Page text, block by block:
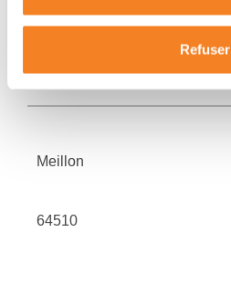
Refuser
LIEU
Meillon
64510